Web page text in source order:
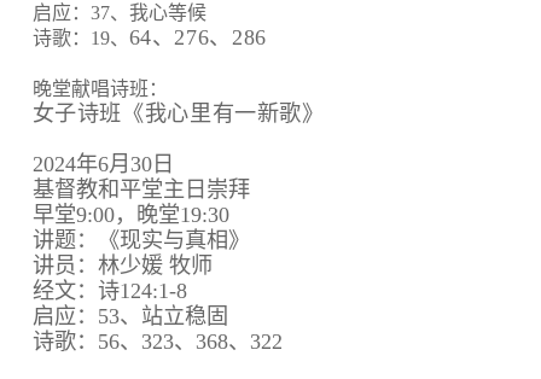
启应：37、我心等候
诗歌：19、 64、276、 286
晚堂献唱诗班：
女子诗班《我心里有一新歌》
2024年6月30日
基督教和平堂主日崇拜
早堂9:00，晚堂19:30
讲题：《现实与真相》
讲员：林少媛 牧师
经文：诗124:1-8
启应：53、站立稳固
诗歌：56、323、368、322